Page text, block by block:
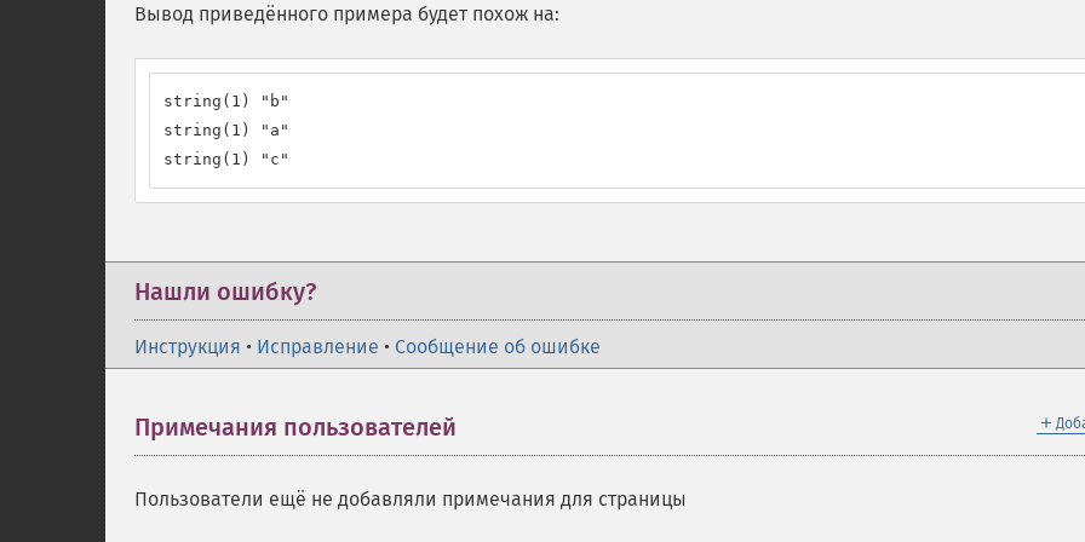
Вывод приведённого примера будет похож на:
string(1) "b"
string(1) "a"
string(1) "c"
Нашли ошибку?
Инструкция • Исправление • Сообщение об ошибке
＋
Примечания пользователей
Пользователи ещё не добавляли примечания для страницы